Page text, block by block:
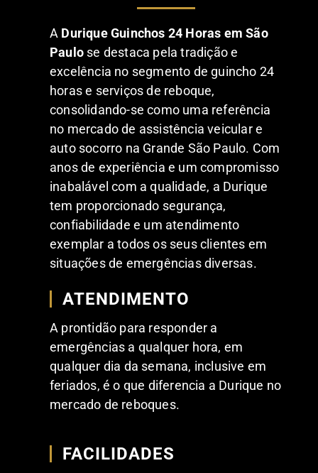
A Durique Guinchos 24 Horas em São
Paulo se destaca pela tradição e
excelência no segmento de guincho 24
horas e serviços de reboque,
consolidando-se como uma referência
no mercado de assistência veicular e
auto socorro na Grande São Paulo. Com
anos de experiência e um compromisso
inabalável com a qualidade, a Durique
tem proporcionado segurança,
confiabilidade e um atendimento
exemplar a todos os seus clientes em
situações de emergências diversas.
ATENDIMENTO
A prontidão para responder a
emergências a qualquer hora, em
qualquer dia da semana, inclusive em
feriados, é o que diferencia a Durique no
mercado de reboques.
FACILIDADES